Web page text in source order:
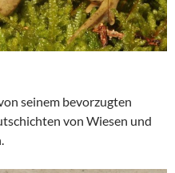
seinem bevorzugten
von Wiesen und